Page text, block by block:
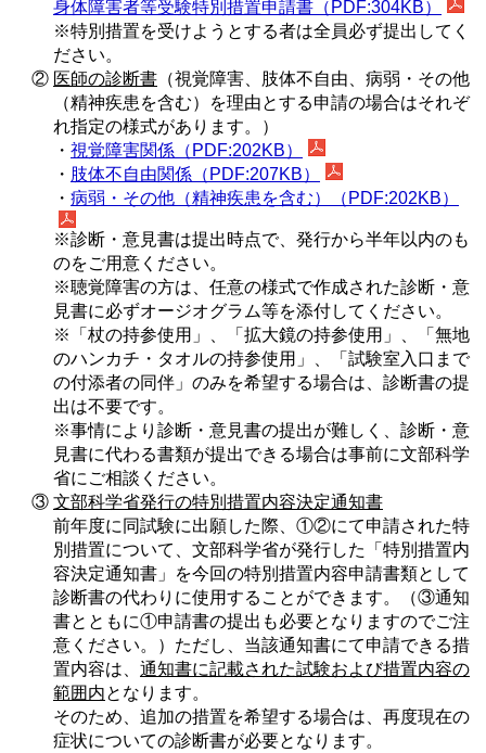
身体障害者等受験特別措置申請書（PDF:304KB）
※特別措置を受けようとする者は全員必ず提出してく
ださい。
② 医師の診断書 （視覚障害、肢体不自由、病弱・その他
（精神疾患を含む）を理由とする申請の場合はそれぞ
れ指定の様式があります。）
・ 視覚障害関係（PDF:202KB）
・ 肢体不自由関係（PDF:207KB）
・ 病弱・その他（精神疾患を含む）（PDF:202KB）
※診断・意見書は提出時点で、発行から半年以内のも
のをご用意ください。
※聴覚障害の方は、任意の様式で作成された診断・意
見書に必ずオージオグラム等を添付してください。
※「杖の持参使用」、「拡大鏡の持参使用」、「無地
のハンカチ・タオルの持参使用」、「試験室入口まで
の付添者の同伴」のみを希望する場合は、診断書の提
出は不要です。
※事情により診断・意見書の提出が難しく、診断・意
見書に代わる書類が提出できる場合は事前に文部科学
省にご相談ください。
③ 文部科学省発行の特別措置内容決定通知書
前年度に同試験に出願した際、①②にて申請された特
別措置について、文部科学省が発行した「特別措置内
容決定通知書」を今回の特別措置内容申請書類として
診断書の代わりに使用することができます。（③通知
書とともに①申請書の提出も必要となりますのでご注
意ください。）ただし、当該通知書にて申請できる措
置内容は、 通知書に記載された試験および措置内容の
範囲内となります。
そのため、追加の措置を希望する場合は、再度現在の
症状についての診断書が必要となります。